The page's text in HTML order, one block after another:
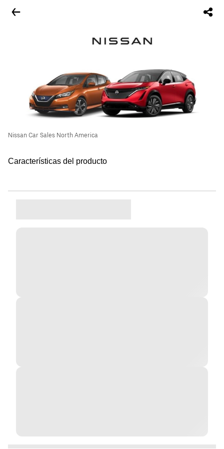
Nissan Car Sales North America
Características del producto